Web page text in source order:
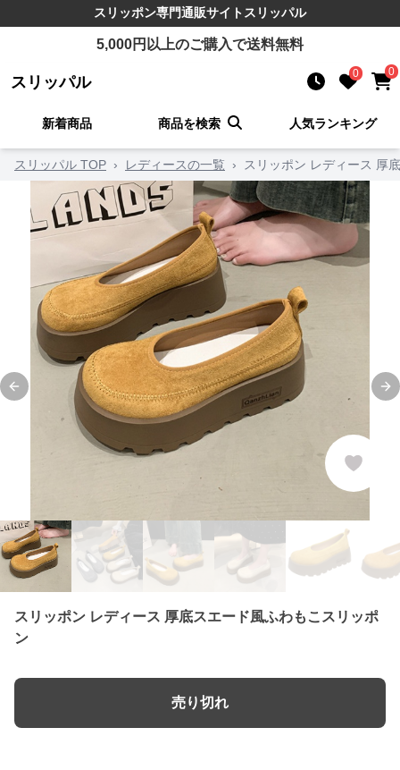
スリッポン専門通販サイト スリッパル
5,000円以上のご購入で送料無料
スリッパル 0 0
新着商品 商品を検索 人気ランキング
スリッパル TOP › レディースの一覧 › スリッポン レディース 厚
Previous slide
スリッポン レディース 厚底スエード風ふわもこスリッポ
ン
売り切れ